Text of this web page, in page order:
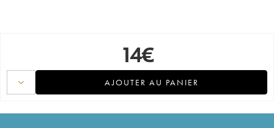
14€
AJOUTER AU PANIER